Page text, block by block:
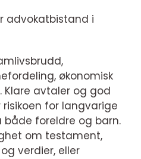
advokatbistand i
økonomisk
Klare avtaler og god
for langvarige
både foreldre og barn.
om testament,
verdier, eller